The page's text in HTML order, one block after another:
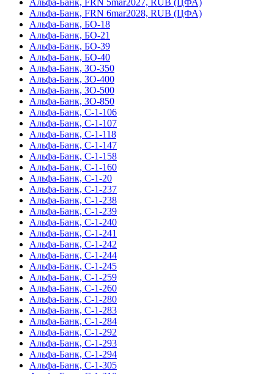
Альфа-Банк, FRN 5mar2027, RUB (ЦФА)
Альфа-Банк, FRN 6mar2028, RUB (ЦФА)
Альфа-Банк, БО-18
Альфа-Банк, БО-21
Альфа-Банк, БО-39
Альфа-Банк, БО-40
Альфа-Банк, ЗО-350
Альфа-Банк, ЗО-400
Альфа-Банк, ЗО-500
Альфа-Банк, ЗО-850
Альфа-Банк, С-1-106
Альфа-Банк, С-1-107
Альфа-Банк, С-1-118
Альфа-Банк, С-1-147
Альфа-Банк, С-1-158
Альфа-Банк, С-1-160
Альфа-Банк, С-1-20
Альфа-Банк, С-1-237
Альфа-Банк, С-1-238
Альфа-Банк, С-1-239
Альфа-Банк, С-1-240
Альфа-Банк, С-1-241
Альфа-Банк, С-1-242
Альфа-Банк, С-1-244
Альфа-Банк, С-1-245
Альфа-Банк, С-1-259
Альфа-Банк, С-1-260
Альфа-Банк, С-1-280
Альфа-Банк, С-1-283
Альфа-Банк, С-1-284
Альфа-Банк, С-1-292
Альфа-Банк, С-1-293
Альфа-Банк, С-1-294
Альфа-Банк, С-1-305